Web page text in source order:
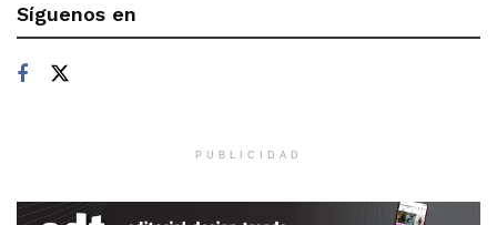
Síguenos en
PUBLICIDAD